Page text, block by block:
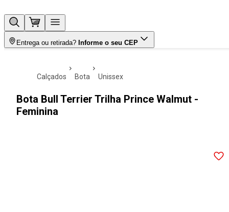
Entrega ou retirada? Informe o seu CEP
calçados bota unissex
Bota Bull Terrier Trilha Prince Walmut -
Feminina